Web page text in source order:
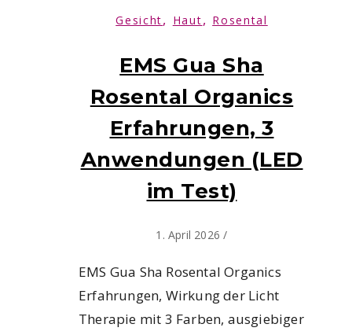
Gesicht, Haut, Rosental
EMS Gua Sha
Rosental Organics
Erfahrungen, 3
Anwendungen (LED
im Test)
1. April 2026 /
EMS Gua Sha Rosental Organics
Erfahrungen, Wirkung der Licht
Therapie mit 3 Farben, ausgiebiger